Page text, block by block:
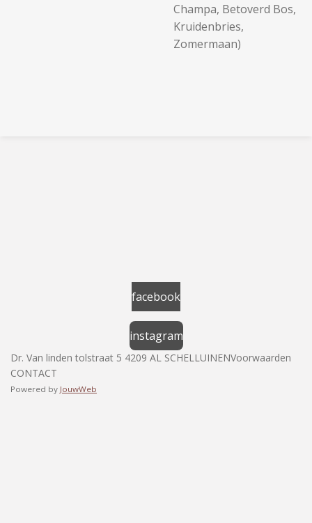
Champa, Betoverd Bos,
Kruidenbries,
Zomermaan)
facebook
instagram
Dr. Van linden tolstraat 5 4209 AL SCHELLUINENVoorwaarden
CONTACT
Powered by JouwWeb